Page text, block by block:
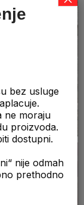
bez usluge
ne moraju
proizvoda.
dostupni.
nije odmah
prethodno